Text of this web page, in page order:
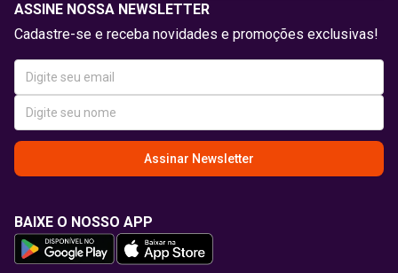
ASSINE NOSSA NEWSLETTER
Cadastre-se e receba novidades e promoções exclusivas!
Assinar Newsletter
BAIXE O NOSSO APP